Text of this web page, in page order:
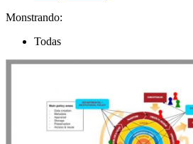
Monstrando:
Todas